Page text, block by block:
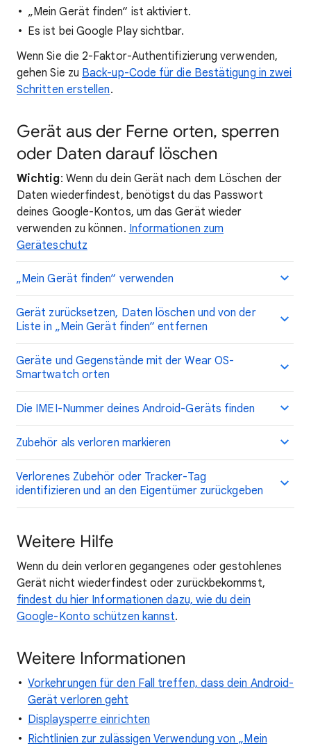
„Mein Gerät finden“ ist aktiviert.
Es ist bei Google Play sichtbar.
Wenn Sie die 2-Faktor-Authentifizierung verwenden,
gehen Sie zu Back-up-Code für die Bestätigung in zwei
Schritten erstellen.
Gerät aus der Ferne orten, sperren
oder Daten darauf löschen
Wichtig: Wenn du dein Gerät nach dem Löschen der
Daten wiederfindest, benötigst du das Passwort
deines Google-Kontos, um das Gerät wieder
verwenden zu können. Informationen zum
Geräteschutz
„Mein Gerät finden“ verwenden
Gerät zurücksetzen, Daten löschen und von der
Liste in „Mein Gerät finden“ entfernen
Geräte und Gegenstände mit der Wear OS-
Smartwatch orten
Die IMEI-Nummer deines Android-Geräts finden
Zubehör als verloren markieren
Verlorenes Zubehör oder Tracker-Tag
identifizieren und an den Eigentümer zurückgeben
Weitere Hilfe
Wenn du dein verloren gegangenes oder gestohlenes
Gerät nicht wiederfindest oder zurückbekommst,
findest du hier Informationen dazu, wie du dein
Google-Konto schützen kannst.
Weitere Informationen
Vorkehrungen für den Fall treffen, dass dein Android-
Gerät verloren geht
Displaysperre einrichten
Richtlinien zur zulässigen Verwendung von „Mein